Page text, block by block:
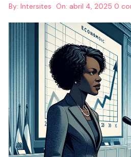
By: Intersites On: abril 4, 2025 0